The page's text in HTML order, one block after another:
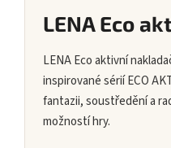
LENA Eco
LENA Eco aktivní
inspirované sérií ECO
fantazii, soustředění a
možností hry.